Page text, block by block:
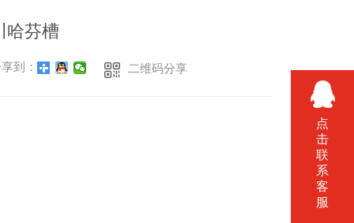
哈芬槽
到： 二维码分享
点
击
联
系
客
服